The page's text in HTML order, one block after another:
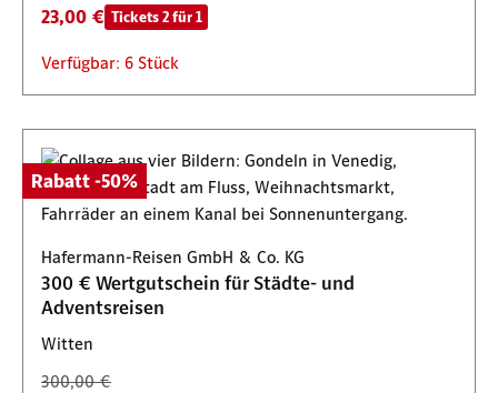
23,00 € Tickets 2 für 1
Verfügbar: 6 Stück
Rabatt -50%
Hafermann-Reisen GmbH & Co. KG
300 € Wertgutschein für Städte- und
Adventsreisen
Witten
300,00 €